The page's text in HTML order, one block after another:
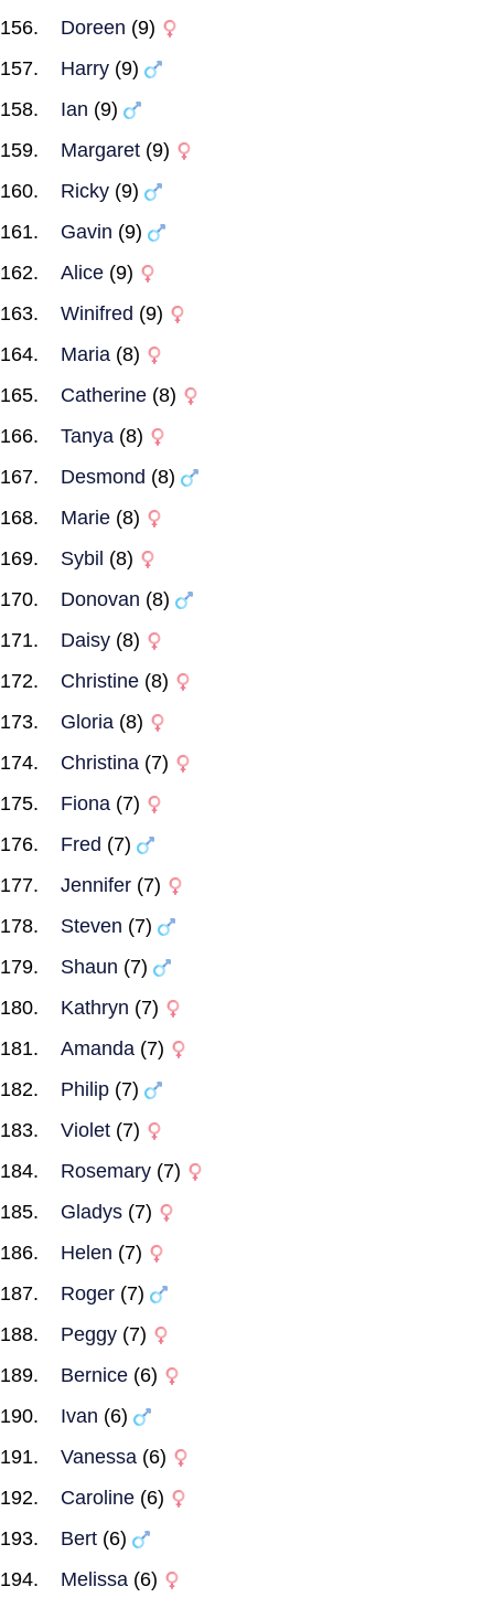
Doreen (9)
Harry (9)
Ian (9)
Margaret (9)
Ricky (9)
Gavin (9)
Alice (9)
Winifred (9)
Maria (8)
Catherine (8)
Tanya (8)
Desmond (8)
Marie (8)
Sybil (8)
Donovan (8)
Daisy (8)
Christine (8)
Gloria (8)
Christina (7)
Fiona (7)
Fred (7)
Jennifer (7)
Steven (7)
Shaun (7)
Kathryn (7)
Amanda (7)
Philip (7)
Violet (7)
Rosemary (7)
Gladys (7)
Helen (7)
Roger (7)
Peggy (7)
Bernice (6)
Ivan (6)
Vanessa (6)
Caroline (6)
Bert (6)
Melissa (6)